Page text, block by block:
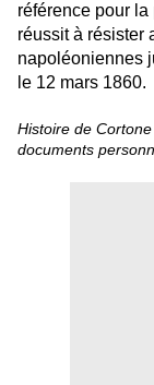
référence pour
réussit à résister
napoléoniennes
le 12 mars 1860.
Histoire de
documents